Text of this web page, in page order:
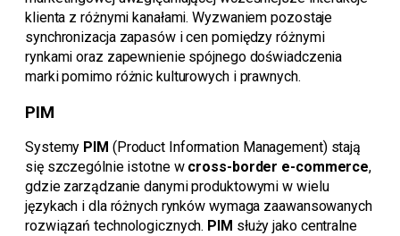
klienta z różnymi kanałami. Wyzwaniem pozostaje
synchronizacja zapasów i cen pomiędzy różnymi
rynkami oraz zapewnienie spójnego doświadczenia
marki pomimo różnic kulturowych i prawnych.
PIM
Systemy PIM (Product Information Management) stają
się szczególnie istotne w cross-border e-commerce,
gdzie zarządzanie danymi produktowymi w wielu
językach i dla różnych rynków wymaga zaawansowanych
rozwiązań technologicznych. PIM służy jako centralne